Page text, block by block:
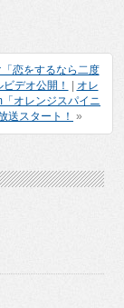
恋をするなら二度
デオ公開！
オレ
オレンジスパイニ
送スタート！ »